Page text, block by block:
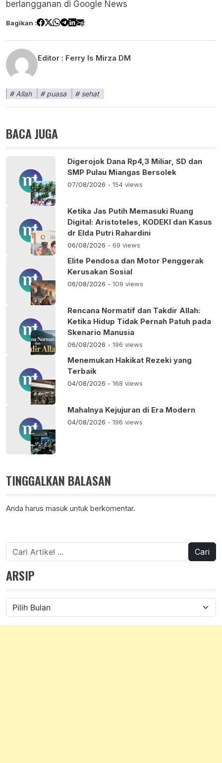
berlangganan di Google News
Bagikan :
Editor : Ferry Is Mirza DM
Allah puasa sehat
BACA JUGA
Digerojok Dana Rp4,3 Miliar, SD dan
SMP Pulau Miangas Bersolek
07/08/2026 - 154 views
Ketika Jas Putih Memasuki Ruang
Digital: Aristoteles, KODEKI dan Kasus
dr Elda Putri Rahardini
06/08/2026 - 69 views
Elite Pendosa dan Motor Penggerak
Kerusakan Sosial
06/08/2026 - 109 views
Rencana Normatif dan Takdir Allah:
Ketika Hidup Tidak Pernah Patuh pada
Skenario Manusia
06/08/2026 - 196 views
Menemukan Hakikat Rezeki yang
Terbaik
04/08/2026 - 168 views
Mahalnya Kejujuran di Era Modern
04/08/2026 - 196 views
TINGGALKAN BALASAN
Anda harus masuk untuk berkomentar.
Cari
untuk:
ARSIP
Arsip